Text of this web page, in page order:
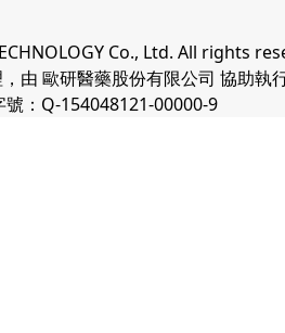
Co., Ltd. All rights
由 歐研醫藥股份有限公司 協助執
號：Q-154048121-00000-9